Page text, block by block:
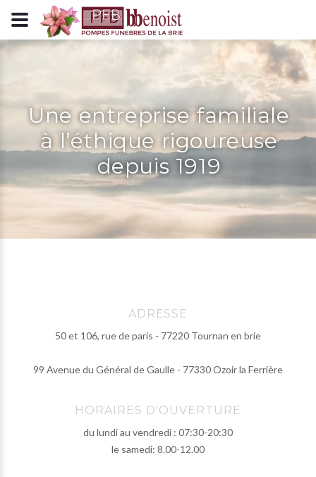
Panneau de gestion des cookies
Une entreprise familiale
à l’éthique rigoureuse
depuis 1919
ADRESSE
50 et 106, rue de paris - 77220 Tournan en brie
99 Avenue du Général de Gaulle - 77330 Ozoir la Ferrière
HORAIRES D'OUVERTURE
du lundi au vendredi : 07:30-20:30
le samedi: 8.00-12.00